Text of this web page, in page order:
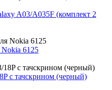
A03/A035F (комплект 2
6125
с тачскрином (черный)